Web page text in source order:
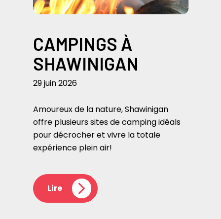
CAMPINGS À
SHAWINIGAN
29 juin 2026
Amoureux de la nature, Shawinigan
offre plusieurs sites de camping idéals
pour décrocher et vivre la totale
expérience plein air!
Lire